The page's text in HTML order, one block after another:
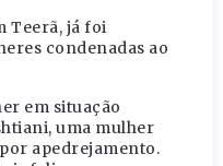
Teerã, já foi
condenadas ao
em situação
uma mulher
apedrejamento.